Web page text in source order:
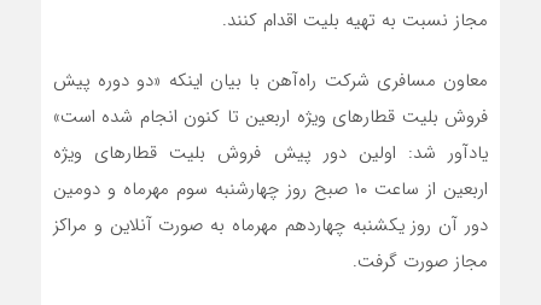
مجاز نسبت به تهیه بلیت اقدام کنند.
معاون مسافری شرکت راه‌آهن با بیان اینکه «دو دوره پیش
‌فروش بلیت قطارهای ویژه اربعین تا کنون انجام شده است»
یادآور شد: اولین دور پیش فروش بلیت قطارهای ویژه
اربعین از ساعت ۱۰ صبح روز چهارشنبه سوم مهرماه و دومین
دور آن روز یکشنبه چهاردهم مهرماه به صورت آنلاین و مراکز
مجاز صورت گرفت.